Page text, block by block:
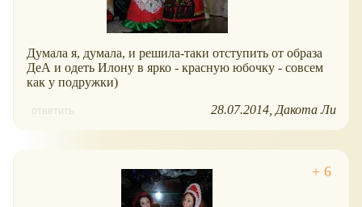
Думала я, думала, и решила-таки отступить от образа
ДеА и одеть Илону в ярко - красную юбочку - совсем
как у подружки)
ответить 28.07.2014 Дакота Ли